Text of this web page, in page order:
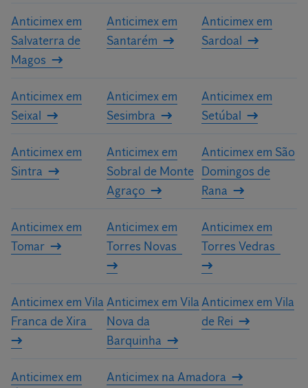
Anticimex em
Salvaterra de
Magos
Anticimex em
Santarém
Anticimex em
Sardoal
Anticimex em
Seixal
Anticimex em
Sesimbra
Anticimex em
Setúbal
Anticimex em
Sintra
Anticimex em
Sobral de Monte
Agraço
Anticimex em São
Domingos de
Rana
Anticimex em
Tomar
Anticimex em
Torres Novas
Anticimex em
Torres Vedras
Anticimex em Vila
Franca de Xira
Anticimex em Vila
Nova da
Barquinha
Anticimex em Vila
de Rei
Anticimex em
Anticimex na Amadora